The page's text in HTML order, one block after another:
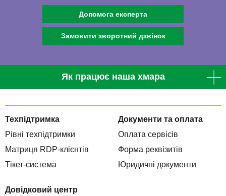
Допомога експерта
Замовити зворотний дзвінок
Як працює наша хмара
Техпідтримка
Рівні техпідтримки
Матриця RDP-клієнтів
Тікет-система
Документи та оплата
Оплата сервісів
Форма реквізитів
Юридичні документи
Довідковий центр